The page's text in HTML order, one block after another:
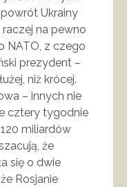
Ukrainy
na pewno
NATO, z czego
prezydent –
niż krócej.
– innych nie
cztery tygodnie
miliardów
że
się o dwie
Rosjanie